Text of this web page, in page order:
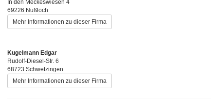
In den Meckeswiesen 4
69226 Nußloch
Mehr Informationen zu dieser Firma
Kugelmann Edgar
Rudolf-Diesel-Str. 6
68723 Schwetzingen
Mehr Informationen zu dieser Firma